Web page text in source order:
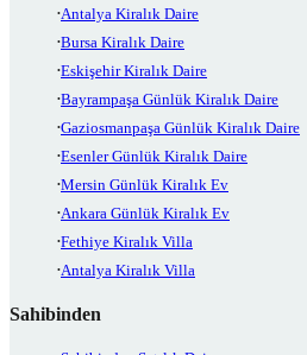
Antalya Kiralık Daire
Bursa Kiralık Daire
Eskişehir Kiralık Daire
Bayrampaşa Günlük Kiralık Daire
Gaziosmanpaşa Günlük Kiralık Daire
Esenler Günlük Kiralık Daire
Mersin Günlük Kiralık Ev
Ankara Günlük Kiralık Ev
Fethiye Kiralık Villa
Antalya Kiralık Villa
Sahibinden